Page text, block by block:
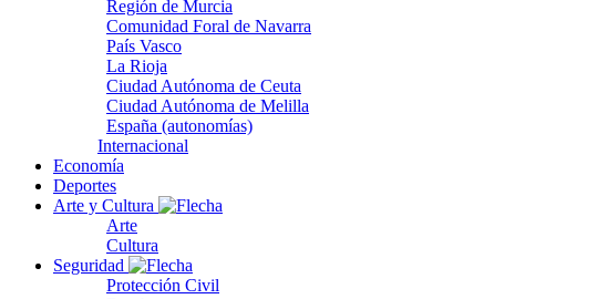
Región de Murcia
Comunidad Foral de Navarra
País Vasco
La Rioja
Ciudad Autónoma de Ceuta
Ciudad Autónoma de Melilla
España (autonomías)
Internacional
Economía
Deportes
Arte y Cultura
Arte
Cultura
Seguridad
Protección Civil